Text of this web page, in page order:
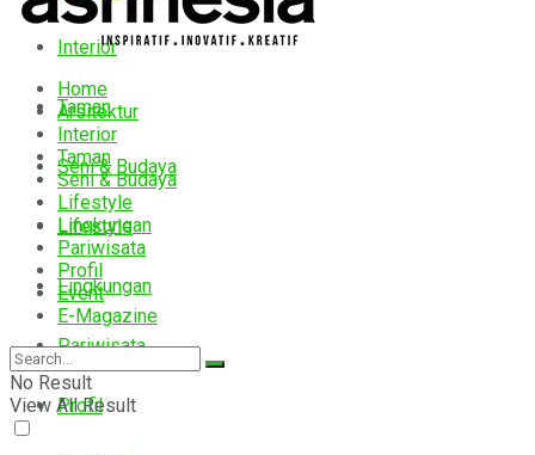
Interior
Taman
Seni & Budaya
Lifestyle
Lingkungan
Pariwisata
Profil
Home
Arsitektur
Interior
Taman
Seni & Budaya
Lifestyle
Lingkungan
Pariwisata
Profil
Event
E-Magazine
No Result
View All Result